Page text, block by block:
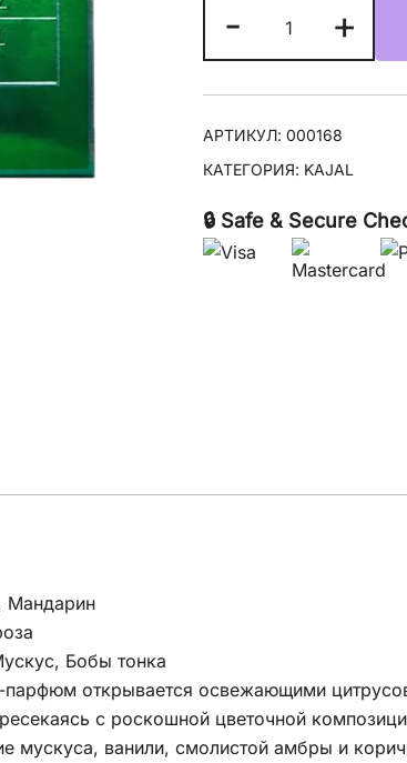
-
товара
Kajal
Almaz
+
АРТИКУЛ: 000168
КАТЕГОРИЯ: KAJAL
🔒 Safe & Secure
Мандарин
Бобы тонка
открывается освежающими
с роскошной цветочной
мускуса, ванили, смолистой амбры и